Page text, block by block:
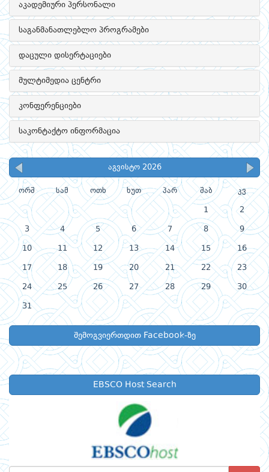
აკადემიური პერსონალი
საგანმანათლებლო პროგრამები
დაცული დისერტაციები
მულტიმედია ცენტრი
კონფერენციები
საკონტაქტო ინფორმაცია
აგვისტო 2026
ორშ სამ ოთხ ხუთ პარ შაბ კვ
1 2
3 4 5 6 7 8 9
10 11 12 13 14 15 16
17 18 19 20 21 22 23
24 25 26 27 28 29 30
31
შემოგვიერთდით Facebook-ზე
EBSCO Host Search